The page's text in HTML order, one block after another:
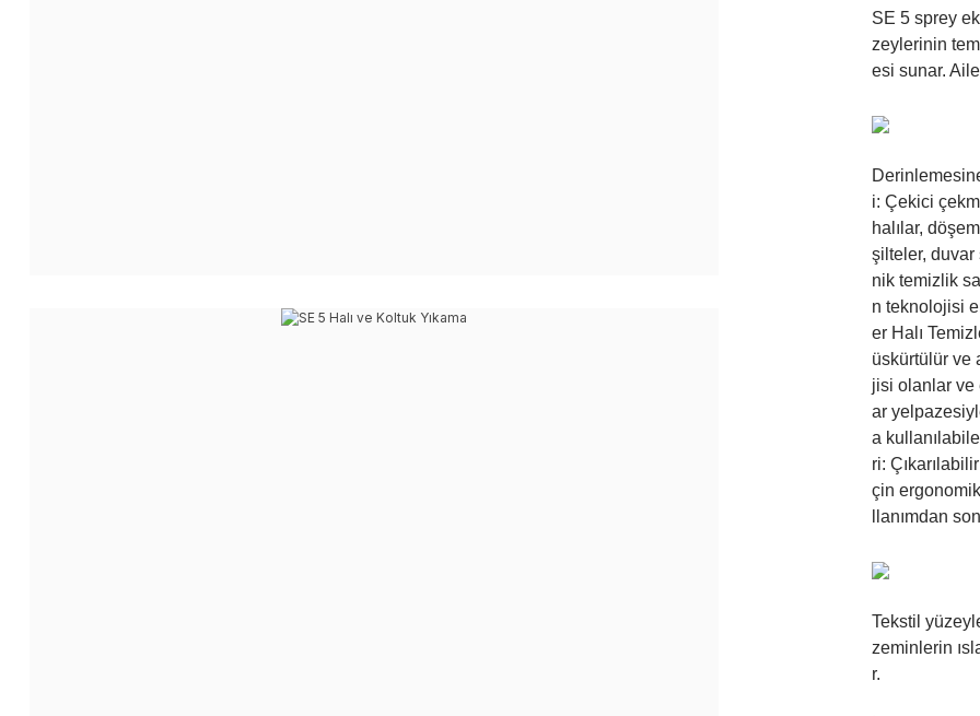
SE 5 sprey
zeylerinin
esi sunar.
i: Çekici
halılar,
şilteler, duvar
nik temizlik
n teknolojisi
er Halı
üskürtülür ve
jisi olanlar ve
ar
a
ri:
çin
llanımdan
Tekstil
zeminlerin
r.